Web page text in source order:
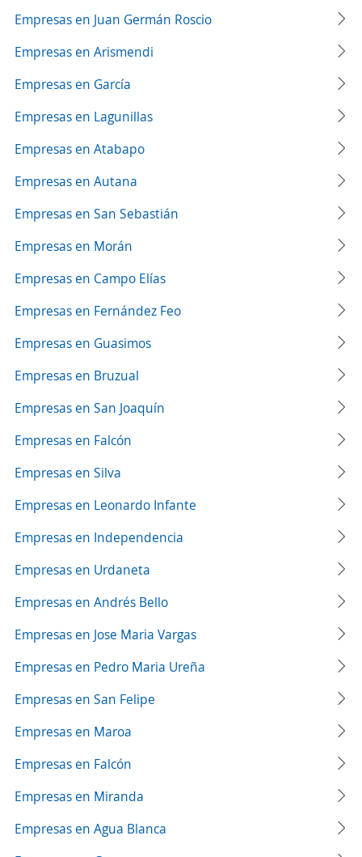
Empresas en Juan Germán Roscio
Empresas en Arismendi
Empresas en García
Empresas en Lagunillas
Empresas en Atabapo
Empresas en Autana
Empresas en San Sebastián
Empresas en Morán
Empresas en Campo Elías
Empresas en Fernández Feo
Empresas en Guasimos
Empresas en Bruzual
Empresas en San Joaquín
Empresas en Falcón
Empresas en Silva
Empresas en Leonardo Infante
Empresas en Independencia
Empresas en Urdaneta
Empresas en Andrés Bello
Empresas en Jose Maria Vargas
Empresas en Pedro Maria Ureña
Empresas en San Felipe
Empresas en Maroa
Empresas en Falcón
Empresas en Miranda
Empresas en Agua Blanca